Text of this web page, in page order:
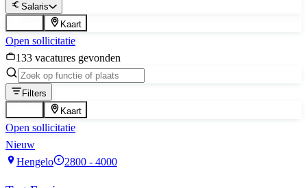
Salaris
Kaart
Open sollicitatie
133 vacatures gevonden
Filters
Kaart
Open sollicitatie
Nieuw
Hengelo
€ 2800 - 4000